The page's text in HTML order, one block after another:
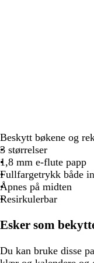
Beskytt bøkene og
3 størrelser
1,8 mm e-flute papp
Fullfargetrykk både
Åpnes på midten
Resirkulerbar
Esker som
Du kan bruke disse